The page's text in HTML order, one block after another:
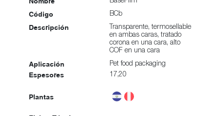
BCb
Transparente, termosellable
en ambas caras, tratado
corona en una cara, alto
COF en una cara
Pet food packaging
17,20